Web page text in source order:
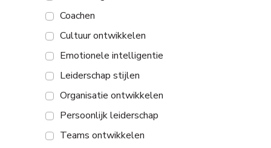
Coachen
Cultuur ontwikkelen
Emotionele intelligentie
Leiderschap stijlen
Organisatie ontwikkelen
Persoonlijk leiderschap
Teams ontwikkelen